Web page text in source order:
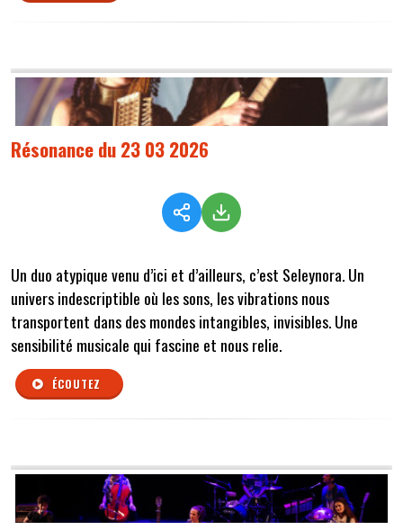
Résonance du 23 03 2026
Un duo atypique venu d’ici et d’ailleurs, c’est Seleynora. Un
univers indescriptible où les sons, les vibrations nous
transportent dans des mondes intangibles, invisibles. Une
sensibilité musicale qui fascine et nous relie.
ÉCOUTEZ